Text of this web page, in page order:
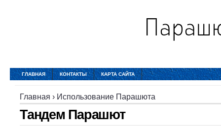
ГЛАВНАЯ КОНТАКТЫ КАРТА САЙТА
Главная › Использование Парашюта
Тандем Парашют